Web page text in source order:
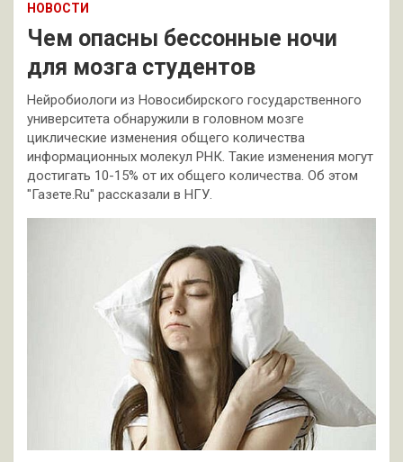
НОВОСТИ
Чем опасны бессонные ночи
для мозга студентов
Нейробиологи из Новосибирского государственного
университета обнаружили в головном мозге
циклические изменения общего количества
информационных молекул РНК. Такие изменения могут
достигать 10-15% от их общего количества. Об этом
"Газете.Ru" рассказали в НГУ.